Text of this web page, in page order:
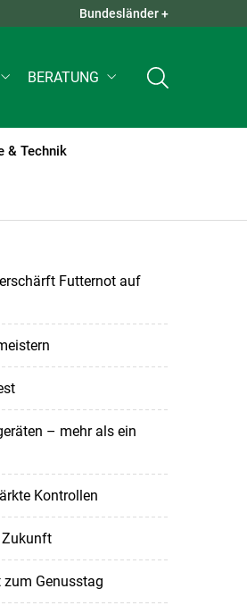
QUICK LINKS +
Bundesländer +
BERATUNG
& Technik
Futternot auf
– mehr als ein
Kontrollen
Zukunft
Genusstag